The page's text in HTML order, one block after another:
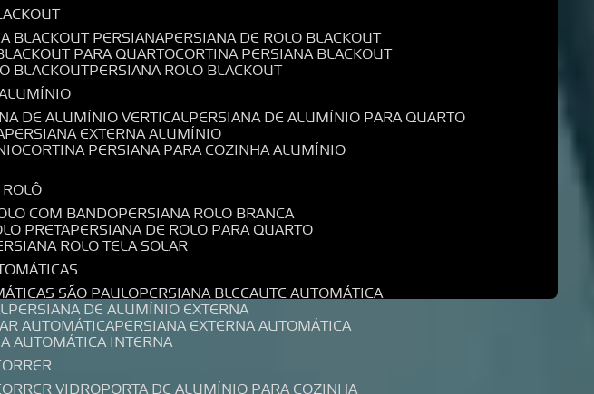
BLACKOUT PERSIANA PERSIANA DE ROLO BLACKOUT
PARA QUARTO CORTINA PERSIANA BLACKOUT
BLACKOUT PERSIANA ROLO BLACKOUT
DE ALUMÍNIO VERTICAL PERSIANA DE ALUMÍNIO PARA QUARTO
PERSIANA EXTERNA ALUMÍNIO
CORTINA PERSIANA PARA COZINHA ALUMÍNIO
ROLÔ
COM BANDO PERSIANA ROLO BRANCA
PRETA PERSIANA DE ROLO PARA QUARTO
ROLO TELA SOLAR
SÃO PAULO PERSIANA BLECAUTE AUTOMÁTICA
PERSIANA DE ALUMÍNIO EXTERNA
AUTOMÁTICA PERSIANA EXTERNA AUTOMÁTICA
AUTOMÁTICA INTERNA
VIDRO PORTA DE ALUMÍNIO PARA COZINHA